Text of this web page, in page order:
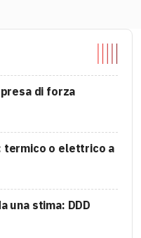
di forza
termico o elettrico a
una stima: DDD